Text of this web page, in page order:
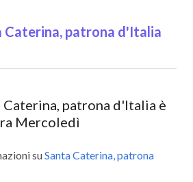
Caterina, patrona d'Italia
Caterina, patrona d'Italia è
Mercoledì
suSanta Caterina, patrona